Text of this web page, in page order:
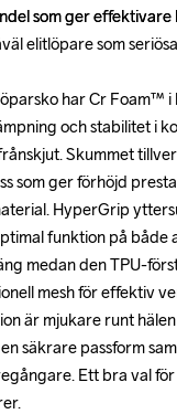
som ger effektivare
elitlöpare som
har Cr Foam™ i
och stabilitet i
Skummet
som ger förhöjd
HyperGrip
funktion på både
medan den TPU-
mesh för effektiv
är mjukare runt
säkrare passform
Ett bra val
som ger effektivare
elitlöpare som
har Cr Foam™ i
och stabilitet i
Skummet
som ger förhöjd
HyperGrip
funktion på både
medan den TPU-
mesh för effektiv
är mjukare runt
säkrare passform
Ett bra val